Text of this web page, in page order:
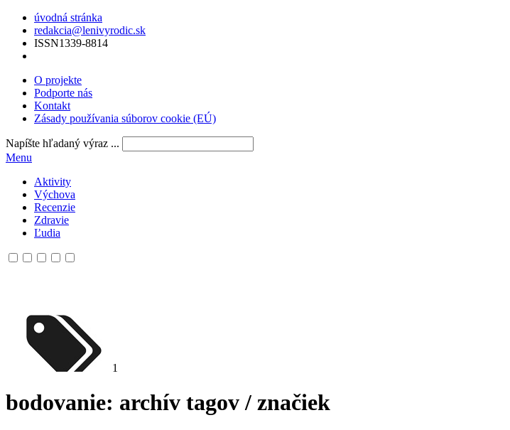
úvodná stránka
redakcia@lenivyrodic.sk
ISSN1339-8814
O projekte
Podporte nás
Kontakt
Zásady používania súborov cookie (EÚ)
Napíšte hľadaný výraz ...
Menu
Aktivity
Výchova
Recenzie
Zdravie
Ľudia
1
bodovanie: archív tagov / značiek